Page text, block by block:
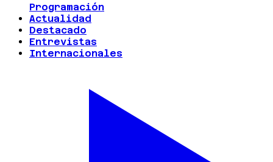
Programación
Actualidad
Destacado
Entrevistas
Internacionales